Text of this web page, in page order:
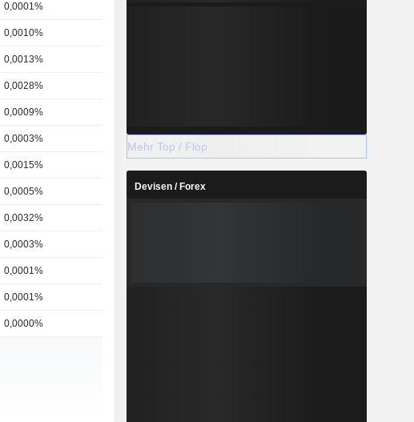
0,0001%
0,0010%
0,0013%
0,0028%
0,0009%
0,0003%
0,0015%
0,0005%
0,0032%
0,0003%
0,0001%
0,0001%
0,0000%
Mehr Top / Flop
Devisen / Forex